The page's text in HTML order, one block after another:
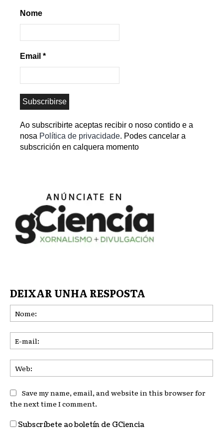
Nome
Email *
Ao subscribirte aceptas recibir o noso contido e a
nosa Política de privacidade. Podes cancelar a
subscrición en calquera momento
DEIXAR UNHA RESPOSTA
Save my name, email, and website in this browser for
the next time I comment.
Subscríbete ao boletín de GCiencia